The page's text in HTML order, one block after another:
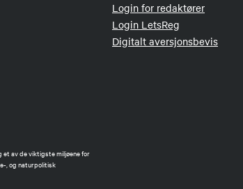
Login for redaktører
Login LetsReg
Digitalt aversjonsbevis
av de viktigste miljøene for
, og naturpolitisk